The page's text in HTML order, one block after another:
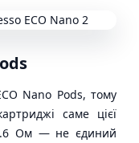
Nano Pods, тому
саме цієї
Ом — не єдиний